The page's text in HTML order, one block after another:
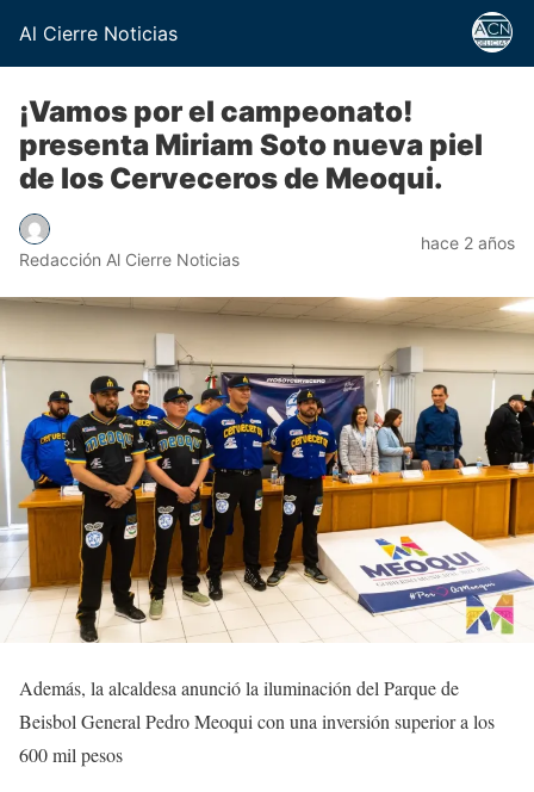
Al Cierre Noticias
¡Vamos por el campeonato!
presenta Miriam Soto nueva piel
de los Cerveceros de Meoqui.
Redacción Al Cierre Noticias
hace 2 años
Además, la alcaldesa anunció la iluminación del Parque de
Beisbol General Pedro Meoqui con una inversión superior a los
600 mil pesos